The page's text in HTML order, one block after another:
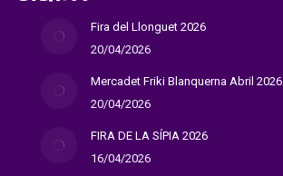
Fira del Llonguet 2026
20/04/2026
Mercadet Friki Blanquerna Abril 2026
20/04/2026
FIRA DE LA SÍPIA 2026
16/04/2026